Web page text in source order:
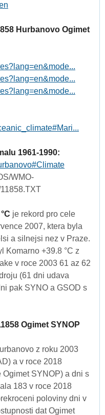
Hurbanovo Ogimet
1961-1990:
WMO-
je rekord pro cele
2007, ktera byla
a silnejsi nez v Praze.
Komarno +39.8 °C z
v roce 2003 61 az 62
(61 dni udava
pak SYNO a GSOD s
Ogimet SYNOP
z roku 2003
a v roce 2018
SYNOP) a dni s
183 v roce 2018
poloviny dni v
dat Ogimet